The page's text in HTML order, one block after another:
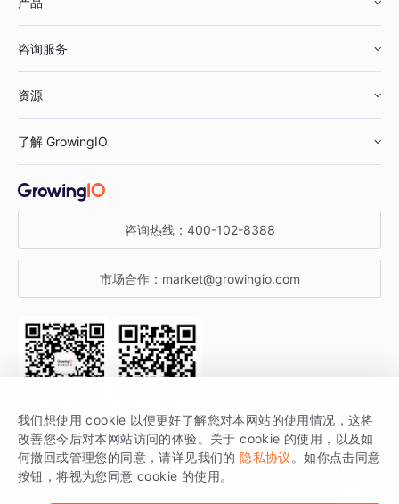
鞋服行业
汽车行业
金融行业
智能运营
获客分析
咨询服务
资源
增长公开课
增长博客
开发者文档
SDK 文档
场景指南
了解 GrowingIO
关于 GrowingIO
增长大会
行业活动
咨询热线： 400-102-8388
市场合作： market@growingio.com
关注公众号 获取更多干货
GrowingIO 是专注于数据智能分析与增长的品牌，核心平台为 GrowingIO
分析云。
我们想使用 cookie 以便更好了解您对本网站的使用情况，这将
改善您今后对本网站访问的体验。关于 cookie 的使用，以及如
何撤回或管理您的同意，请详见我们的 隐私协议 。如你点击同意
按钮，将视为您同意 cookie 的使用。